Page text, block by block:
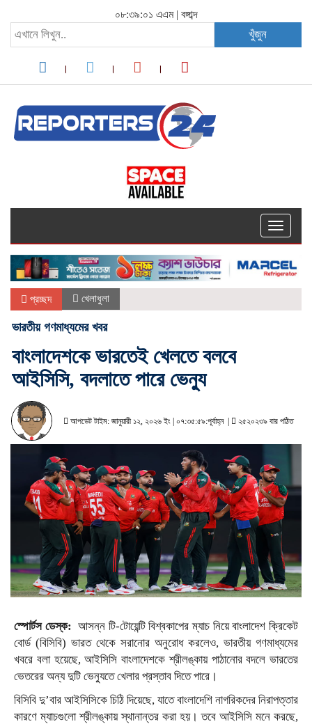
০৮:৩৯:০১ এএম| বঙ্গাব্দ
খুঁজুন
Toggle
প্রচ্ছদ খেলাধুলা
ভারতীয় গণমাধ্যমের খবর
বাংলাদেশকে ভারতেই খেলতে বলবে
আইসিসি, বদলাতে পারে ভেন্যু
আপডেট টাইম: জানুয়ারী ১২, ২০২৬ ইং | ০৭:৩৫:৫৯:পূর্বাহ্ন | ২৫২০২৩৯ বার পঠিত
স্পোর্টস ডেস্ক: আসন্ন টি-টোয়েন্টি বিশ্বকাপের ম্যাচ নিয়ে বাংলাদেশ ক্রিকেট
বোর্ড (বিসিবি) ভারত থেকে সরানোর অনুরোধ করলেও, ভারতীয় গণমাধ্যমের
খবরে বলা হয়েছে, আইসিসি বাংলাদেশকে শ্রীলঙ্কায় পাঠানোর বদলে ভারতের
ভেতরের অন্য দুটি ভেন্যুতে খেলার প্রস্তাব দিতে পারে।
বিসিবি দু’বার আইসিসিকে চিঠি দিয়েছে, যাতে বাংলাদেশি নাগরিকদের নিরাপত্তার
কারণে ম্যাচগুলো শ্রীলঙ্কায় স্থানান্তর করা হয়। তবে আইসিসি মনে করছে,